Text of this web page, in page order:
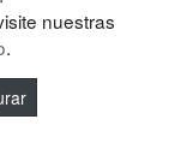
nuestras
.